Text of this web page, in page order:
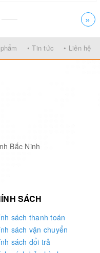
»
• Tin tức • Liên hệ
Bắc Ninh
SÁCH
sách thanh toán
sách vận chuyển
sách đổi trả